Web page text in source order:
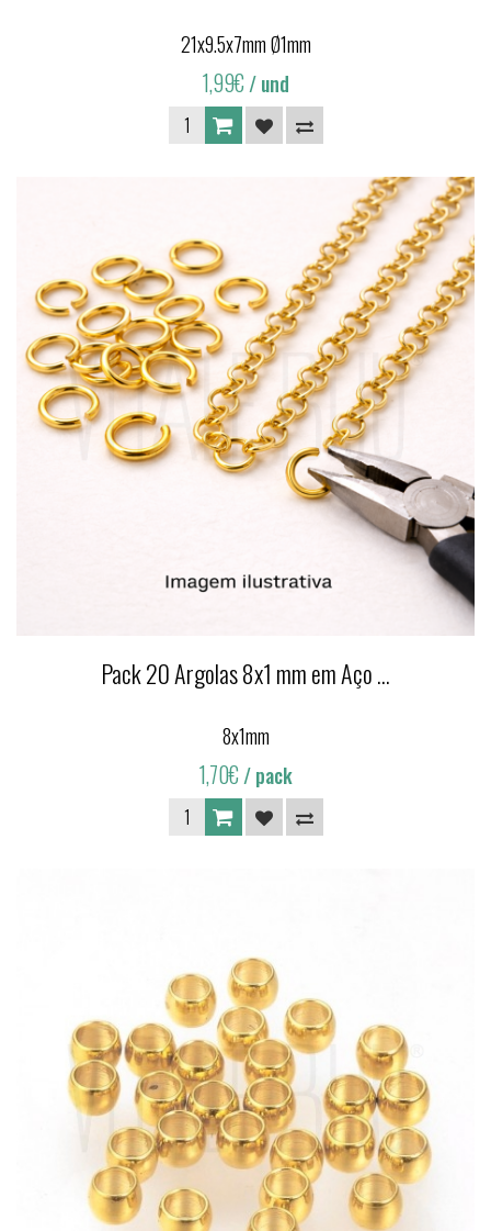
21x9.5x7mm Ø1mm
1,99€/ und
Pack 20 Argolas 8x1 mm em Aço ...
8x1mm
1,70€/ pack